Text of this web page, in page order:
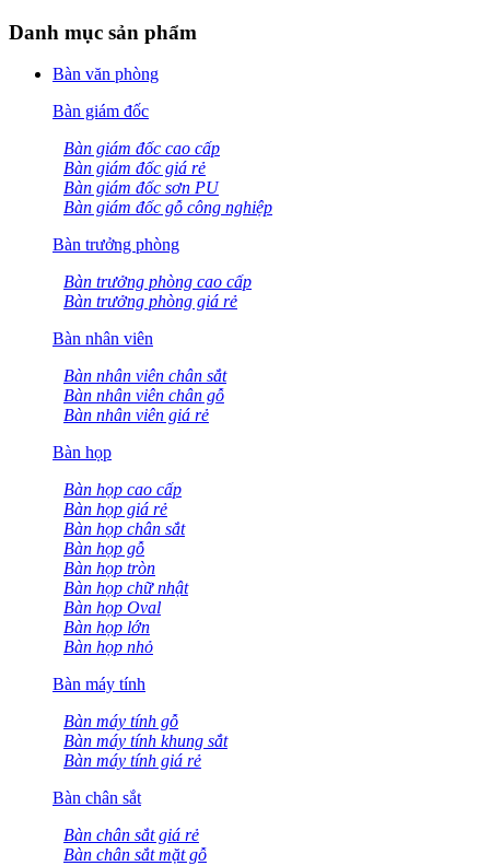
Danh mục sản phẩm
Bàn văn phòng
Bàn giám đốc
Bàn giám đốc cao cấp
Bàn giám đốc giá rẻ
Bàn giám đốc sơn PU
Bàn giám đốc gỗ công nghiệp
Bàn trưởng phòng
Bàn trưởng phòng cao cấp
Bàn trưởng phòng giá rẻ
Bàn nhân viên
Bàn nhân viên chân sắt
Bàn nhân viên chân gỗ
Bàn nhân viên giá rẻ
Bàn họp
Bàn họp cao cấp
Bàn họp giá rẻ
Bàn họp chân sắt
Bàn họp gỗ
Bàn họp tròn
Bàn họp chữ nhật
Bàn họp Oval
Bàn họp lớn
Bàn họp nhỏ
Bàn máy tính
Bàn máy tính gỗ
Bàn máy tính khung sắt
Bàn máy tính giá rẻ
Bàn chân sắt
Bàn chân sắt giá rẻ
Bàn chân sắt mặt gỗ